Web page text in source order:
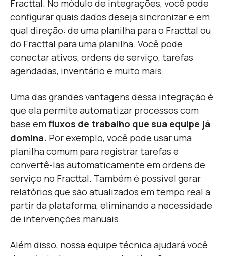
Fracttal. No módulo de integrações, você pode
configurar quais dados deseja sincronizar e em
qual direção: de uma planilha para o Fracttal ou
do Fracttal para uma planilha. Você pode
conectar ativos, ordens de serviço, tarefas
agendadas, inventário e muito mais.
Uma das grandes vantagens dessa integração é
que ela permite automatizar processos com
base emfluxos de trabalho que sua equipe já
domina. Por exemplo, você pode usar uma
planilha comum para registrar tarefas e
convertê-las automaticamente em ordens de
serviço no Fracttal. Também é possível gerar
relatórios que são atualizados em tempo real a
partir da plataforma, eliminando a necessidade
de intervenções manuais.
Além disso, nossa equipe técnica ajudará você